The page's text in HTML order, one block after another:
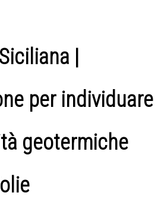
|
per individuare
geotermiche